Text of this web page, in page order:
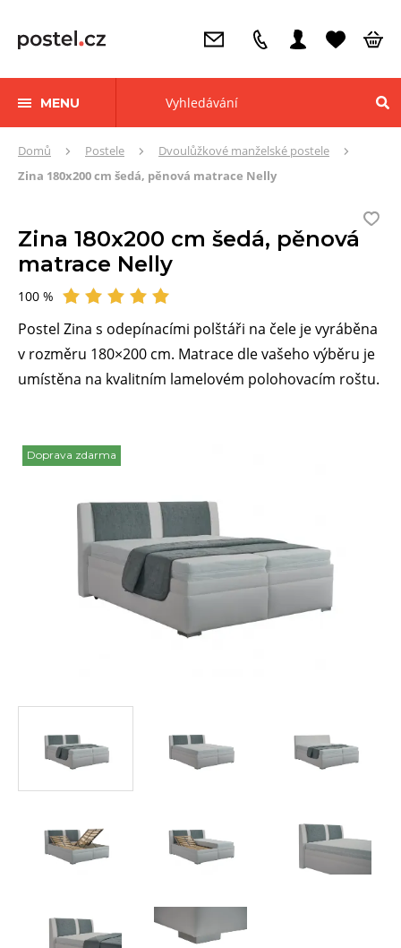
MENU
ZdeDomů Postele
Dvoulůžkové manželské postele
Zina 180x200 cm šedá, pěnová matrace Nelly
Zina 180x200 cm šedá, pěnová
matrace Nelly
Hodnocení
100 %
Postel Zina s odepínacími polštáři na čele je vyráběna
v rozměru 180×200 cm. Matrace dle vašeho výběru je
umístěna na kvalitním lamelovém polohovacím roštu.
Doprava zdarma